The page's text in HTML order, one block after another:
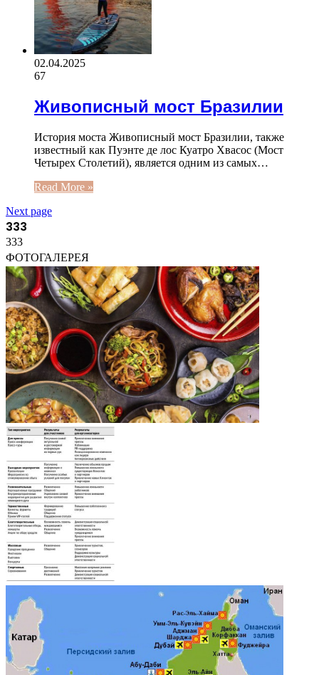
02.04.2025
67
Живописный мост Бразилии
История моста Живописный мост Бразилии, также
известный как Пуэнте де лос Куатро Хвасос (Мост
Четырех Столетий), является одним из самых…
Read More »
Next page
333
333
ФОТОГАЛЕРЕЯ